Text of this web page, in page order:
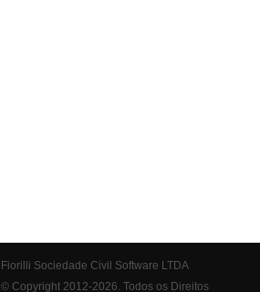
Fiorilli Sociedade Civil Software LTDA
© Copyright 2012-2026. Todos os Direitos